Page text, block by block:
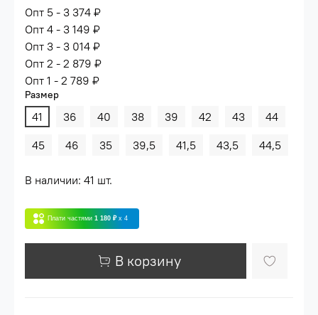
Опт 5 - 3 374 ₽
Опт 4 - 3 149 ₽
Опт 3 - 3 014 ₽
Опт 2 - 2 879 ₽
Опт 1 - 2 789 ₽
Размер
41 36 40 38 39 42 43
44
45
46 35 39,5 41,5 43,5 44,5
В наличии: 41 шт.
Плати частями 1 180 ₽ x 4
В корзину